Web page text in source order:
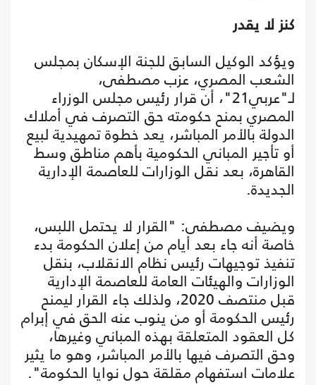
كنز لا يقدر
ويؤكد الوكيل السابق للجنة الإسكان بمجلس
الشعب المصري، عزب مصطفى،
لـ"عربي21"، أن قرار رئيس مجلس الوزراء
المصري بمنح حكومته حق التصرف في أملاك
الدولة بالأمر المباشر، يعد خطوة تمهيدية لبيع
أو تأجير المباني الحكومية بأهم مناطق وسط
القاهرة، بعد نقل الوزارات للعاصمة الإدارية
الجديدة.
ويضيف مصطفى: "القرار لا يحتمل اللبس،
خاصة أنه جاء بعد أيام من إعلان الحكومة بدء
تنفيذ توجيهات رئيس نظام الانقلاب، بنقل
الوزارات والهيئات العامة للعاصمة الإدارية
قبل منتصف 2020، ولذلك جاء القرار ليمنح
رئيس الحكومة أو من ينوب عنه الحق في إبرام
كل العقود المتعلقة بهذه المباني وغيرها،
وحق التصرف فيها بالأمر المباشر، وهو ما يثير
علامات استفهام مقلقة حول نوايا الحكومة".